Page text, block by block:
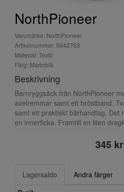
NorthPioneer
Varumärke: NorthPioneer
Artikelnummer: 0942763
Material: Textil
Färg: Marinblå
Beskrivning
Barnryggsäck från NorthPioneer
axelremmar samt ett bröstband.
samt ett praktiskt bärhandtag. Det
en innerficka. Framtill en liten
345 kr
Lagersaldo
Andra färger